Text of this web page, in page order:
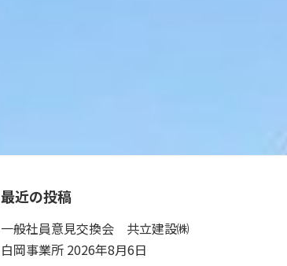
最近の投稿
一般社員意見交換会 共立建設㈱
白岡事業所 2026年8月6日